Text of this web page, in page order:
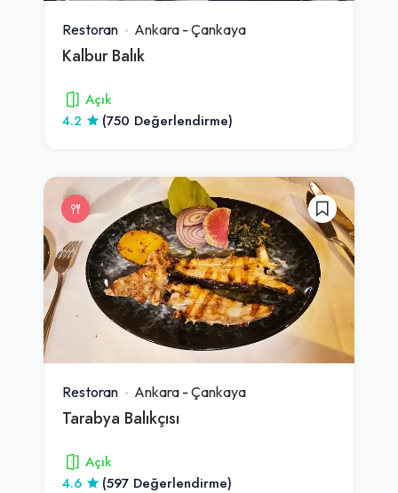
Restoran Ankara - Çankaya
Kalbur Balık
Açık
4.2
(750 Değerlendirme)
Restoran Ankara - Çankaya
Tarabya Balıkçısı
Açık
4.6
(597 Değerlendirme)